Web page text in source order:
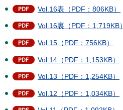
Vol.16表（PDF：806KB）
Vol.16裏（PDF：1,719KB）
Vol.15（PDF：756KB）
Vol.14（PDF：1,153KB）
Vol.13（PDF：1,254KB）
Vol.12（PDF：1,034KB）